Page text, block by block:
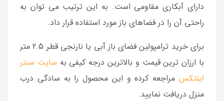
دارای آبکاری مقاومی است. به این ترتیب می توان به
راحتی آن را در فضاهای باز مورد استفاده قرار داد.
برای خرید ترامپولین فضای باز آبی یا نارنجی قطر 2.5 متر
با ارزان ترین قیمت و بالاترین درجه کیفی به سایت سنتر
اینتکس مراجعه کرده و این محصول را به سادگی درب
منزل دریافت نمایید.